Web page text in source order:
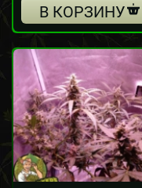
В КОРЗИНУ